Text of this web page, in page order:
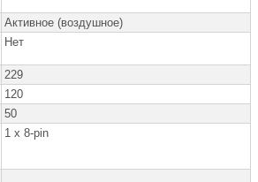
Активное (воздушное)
Нет
229
120
50
1 x 8-pin